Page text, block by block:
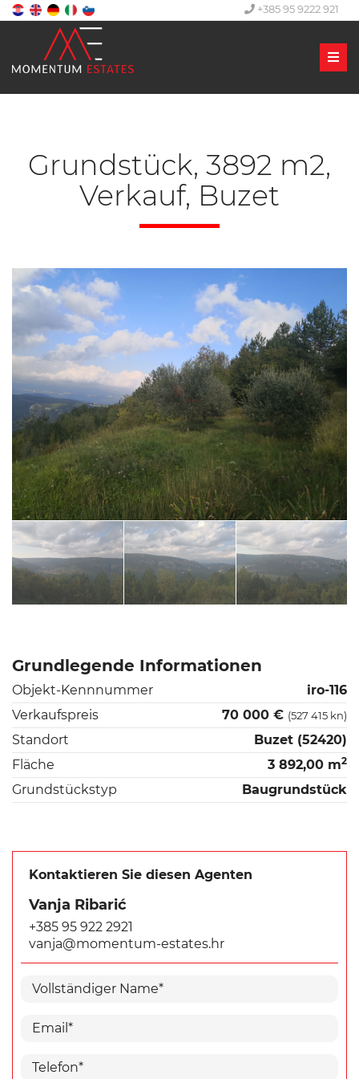
+385 95 9222 921
Grundstück, 3892 m2,
Verkauf, Buzet
Grundlegende Informationen
Objekt-Kennnummer
iro-116
Verkaufspreis
70 000 € (527 415 kn)
Standort
Buzet (52420)
Fläche
3 892,00 m2
Grundstückstyp Baugrundstück
Kontaktieren Sie diesen Agenten
Vanja Ribarić
+385 95 922 2921
vanja@momentum-estates.hr